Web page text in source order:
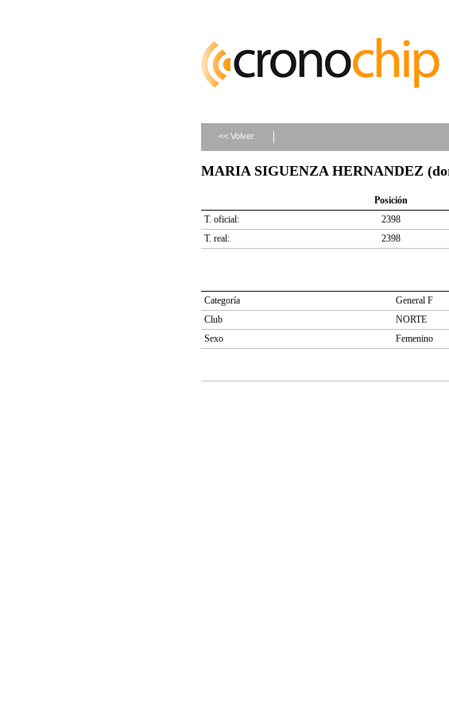
<< Volver
MARIA SIGUENZA HERNANDEZ
Posición
T. oficial:
2398
T. real:
2398
Categoría
General F
Club
NORTE
Sexo
Femenino